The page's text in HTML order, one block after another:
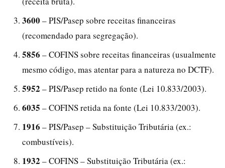
3600 – PIS/Pasep sobre receitas financeiras
(recomendado para segregação).
5856 – COFINS sobre receitas financeiras (usualmente
mesmo código, mas atentar para a natureza no DCTF).
5952 – PIS/Pasep retido na fonte (Lei 10.833/2003).
6035 – COFINS retida na fonte (Lei 10.833/2003).
1916 – PIS/Pasep – Substituição Tributária (ex.:
combustíveis).
1932 – COFINS – Substituição Tributária (ex.: